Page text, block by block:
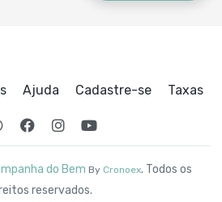
Ajuda Cadastre-se Taxas
do Bem By Cronoex. Todos os
reservados.